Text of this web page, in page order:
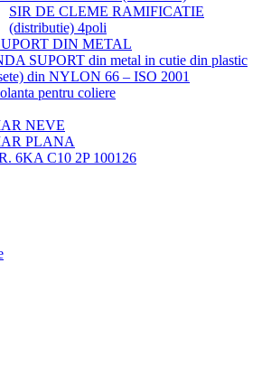
SIR DE CLEME RAMIFICATIE
(distributie) 4poli
DIN METAL
SUPORT din metal in cutie din plastic
din NYLON 66 – ISO 2001
pentru coliere
NEVE
PLANA
6KA C10 2P 100126